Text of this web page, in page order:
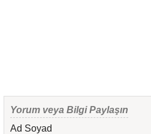
Yorum veya Bilgi Paylaşın
Ad Soyad